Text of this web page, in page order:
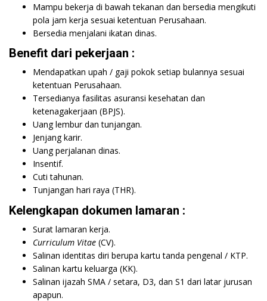
Mampu bekerja di bawah tekanan dan bersedia mengikuti
pola jam kerja sesuai ketentuan Perusahaan.
Bersedia menjalani ikatan dinas.
Benefit dari pekerjaan :
Mendapatkan upah / gaji pokok setiap bulannya sesuai
ketentuan Perusahaan.
Tersedianya fasilitas asuransi kesehatan dan
ketenagakerjaan (BPJS).
Uang lembur dan tunjangan.
Jenjang karir.
Uang perjalanan dinas.
Insentif.
Cuti tahunan.
Tunjangan hari raya (THR).
Kelengkapan dokumen lamaran :
Surat lamaran kerja.
Curriculum Vitae (CV).
Salinan identitas diri berupa kartu tanda pengenal / KTP.
Salinan kartu keluarga (KK).
Salinan ijazah SMA / setara, D3, dan S1 dari latar jurusan
apapun.